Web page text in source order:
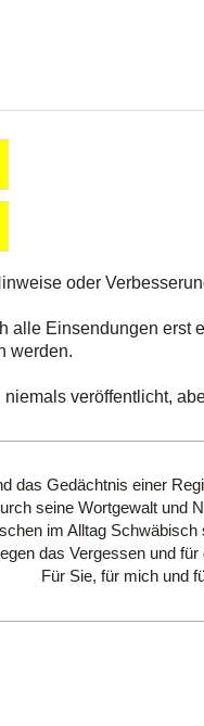
oder
alle Einsendungen
werden.
veröffentlicht,
das Gedächtnis einer
seine Wortgewalt und
im Alltag
das Vergessen und
Für Sie, für mich und